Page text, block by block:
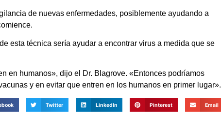
de nuevas enfermedades, posiblemente ayudando a
esta técnica sería ayudar a encontrar virus a medida que se
en humanos», dijo el Dr. Blagrove. «Entonces podríamos
y en evitar que entren en los humanos en primer lugar».
Twitter LinkedIn Pinterest Email